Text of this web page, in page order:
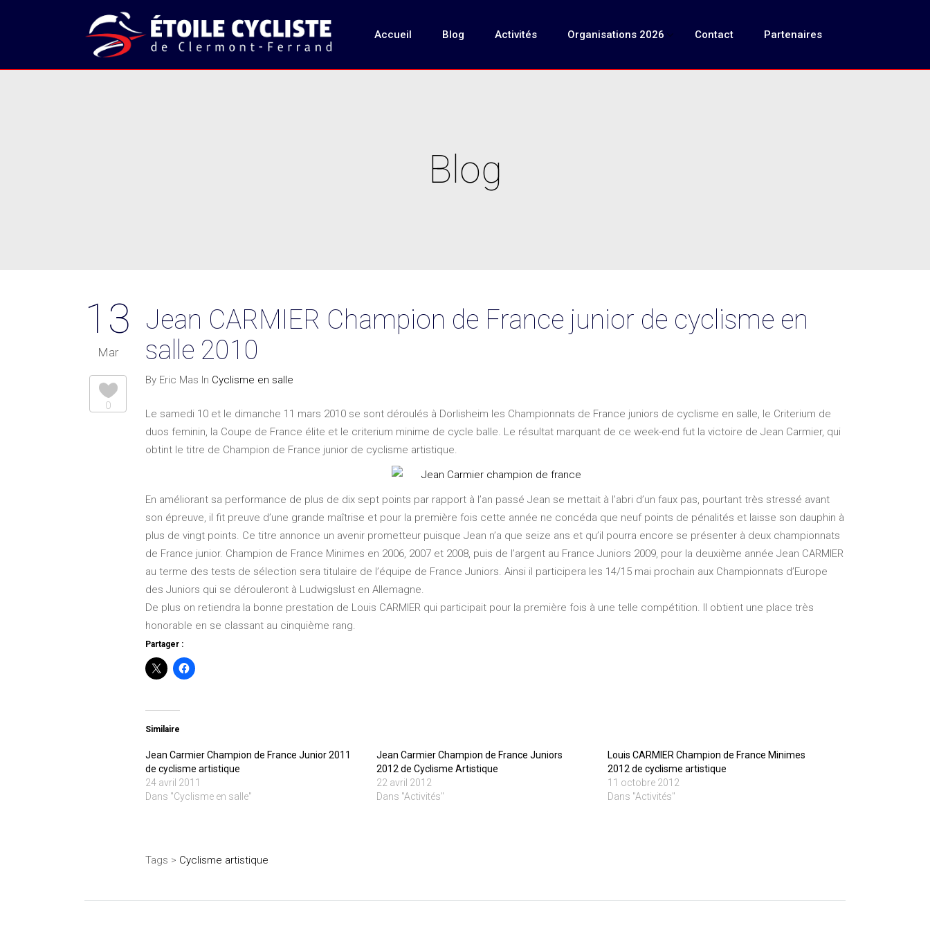
Accueil Blog Activités Organisations 2026 Contact Partenaires
Blog
13
Mar
0
Jean CARMIER Champion de France junior de cyclisme en
salle 2010
By Eric Mas In Cyclisme en salle
Le samedi 10 et le dimanche 11 mars 2010 se sont déroulés à Dorlisheim les Championnats de France juniors de cyclisme en salle, le Criterium de
duos feminin, la Coupe de France élite et le criterium minime de cycle balle. Le résultat marquant de ce week-end fut la victoire de Jean Carmier, qui
obtint le titre de Champion de France junior de cyclisme artistique.
En améliorant sa performance de plus de dix sept points par rapport à l’an passé Jean se mettait à l’abri d’un faux pas, pourtant très stressé avant
son épreuve, il fit preuve d’une grande maîtrise et pour la première fois cette année ne concéda que neuf points de pénalités et laisse son dauphin à
plus de vingt points. Ce titre annonce un avenir prometteur puisque Jean n’a que seize ans et qu’il pourra encore se présenter à deux championnats
de France junior. Champion de France Minimes en 2006, 2007 et 2008, puis de l’argent au France Juniors 2009, pour la deuxième année Jean CARMIER
au terme des tests de sélection sera titulaire de l’équipe de France Juniors. Ainsi il participera les 14/15 mai prochain aux Championnats d’Europe
des Juniors qui se dérouleront à Ludwigslust en Allemagne.
De plus on retiendra la bonne prestation de Louis CARMIER qui participait pour la première fois à une telle compétition. Il obtient une place très
honorable en se classant au cinquième rang.
Partager :
Similaire
Jean Carmier Champion de France Junior 2011
de cyclisme artistique
24 avril 2011
Dans "Cyclisme en salle"
Jean Carmier Champion de France Juniors
2012 de Cyclisme Artistique
22 avril 2012
Dans "Activités"
Louis CARMIER Champion de France Minimes
2012 de cyclisme artistique
11 octobre 2012
Dans "Activités"
Tags > Cyclisme artistique